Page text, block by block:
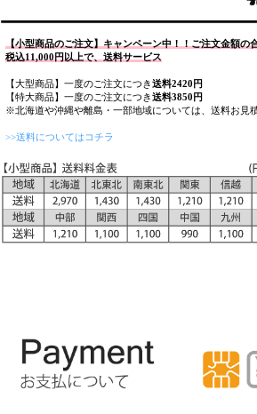
【小型商品のご注文】キャンペーン中！！ご注文金額の
税込11,000円以上で、送料サービス
【大型商品】一度のご注文につき送料2420円
【特大商品】一度のご注文につき送料3850円
※北海道や沖縄や離島・一部地域については、送料お見
>>送料についてはコチラ